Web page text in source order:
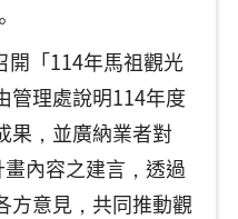
開「114年馬祖觀光
管理處說明114年度
果，並廣納業者對
內容之建言，透過
方意見，共同推動觀